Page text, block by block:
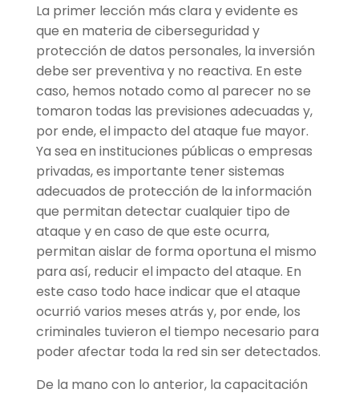
La primer lección más clara y evidente es
que en materia de ciberseguridad y
protección de datos personales, la inversión
debe ser preventiva y no reactiva. En este
caso, hemos notado como al parecer no se
tomaron todas las previsiones adecuadas y,
por ende, el impacto del ataque fue mayor.
Ya sea en instituciones públicas o empresas
privadas, es importante tener sistemas
adecuados de protección de la información
que permitan detectar cualquier tipo de
ataque y en caso de que este ocurra,
permitan aislar de forma oportuna el mismo
para así, reducir el impacto del ataque. En
este caso todo hace indicar que el ataque
ocurrió varios meses atrás y, por ende, los
criminales tuvieron el tiempo necesario para
poder afectar toda la red sin ser detectados.
De la mano con lo anterior, la capacitación